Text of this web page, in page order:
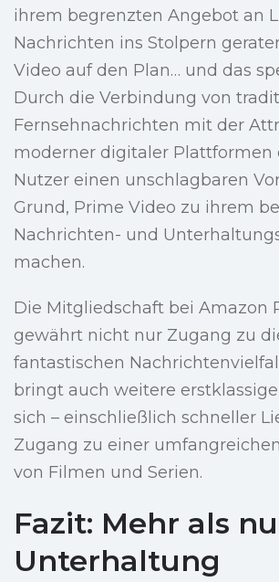
ihrem begrenzten Angebot an
Nachrichten ins Stolpern
Video auf den Plan… und das
Durch die Verbindung von
Fernsehnachrichten mit der
moderner digitaler Plattformen
Nutzer einen unschlagbaren
Grund, Prime Video zu ihrem
Nachrichten- und
machen.
Die Mitgliedschaft bei Amazon
gewährt nicht nur Zugang zu
fantastischen
bringt auch weitere
sich – einschließlich schneller
Zugang zu einer
von Filmen und Serien.
Fazit: Mehr als
Unterhaltung